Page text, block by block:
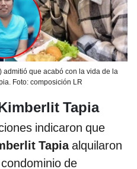
que acabó con la vida de la
Foto: composición LR
Tapia
indicaron que
Tapiaalquilaron
de